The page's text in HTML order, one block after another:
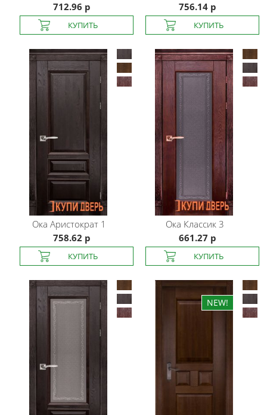
712.96 р
756.14 р
Ока Аристократ 1
758.62 р
Ока Классик 3
661.27 р